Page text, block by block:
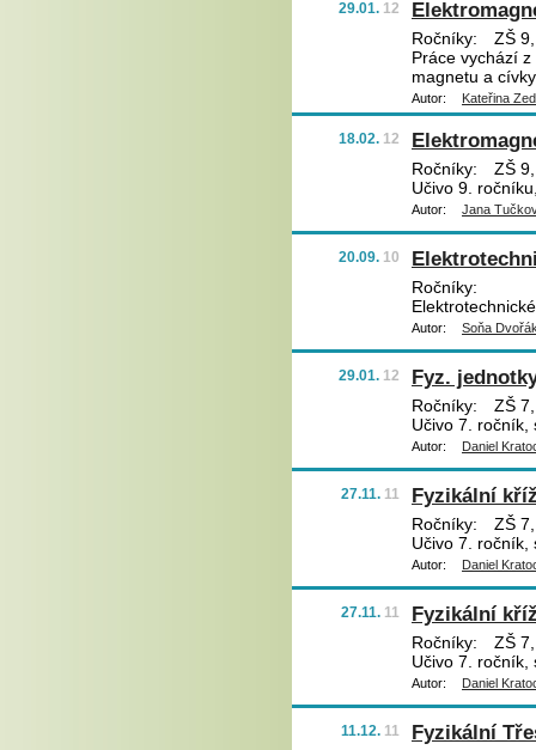
29.01. 12
Ročníky:
ZŠ 9,
Práce vychází
magnetu a
Autor: Kateřina
18.02. 12
Ročníky:
ZŠ 9,
Učivo 9.
Autor: Jana
20.09. 10
Ročníky:
Autor: Soňa
29.01. 12 Fyz.
Ročníky:
ZŠ 7,
Učivo 7. ročník,
Autor: Daniel
27.11. 11 Fyzikální
Ročníky:
ZŠ 7,
Učivo 7. ročník,
Autor: Daniel
27.11. 11 Fyzikální
Ročníky:
ZŠ 7,
Učivo 7. ročník,
Autor: Daniel
11.12. 11 Fyzikální